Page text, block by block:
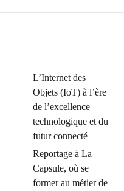
L’Internet des
Objets (IoT) à l’ère
de l’excellence
technologique et du
futur connecté
Reportage à La
Capsule, où se
former au métier de